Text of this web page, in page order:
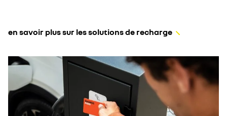
en savoir plus sur les solutions de recharge